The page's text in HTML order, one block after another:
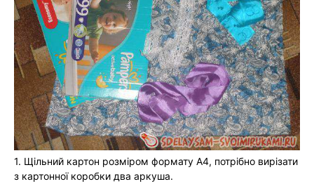
1. Щільний картон розміром формату А4, потрібно вирізати
з картонної коробки два аркуша.